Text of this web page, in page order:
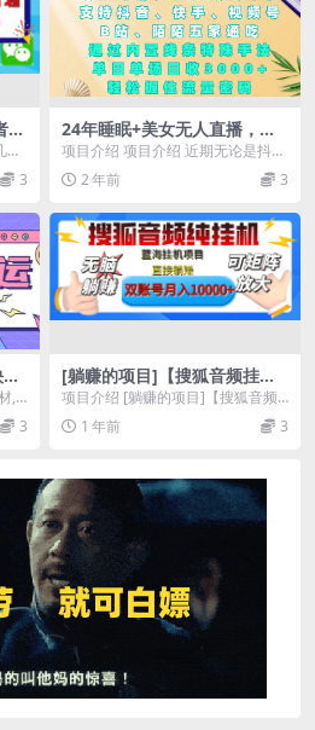
分
乎
3
24年睡眠+美女无人直播，项
目可谓是让人欲罢不能，支持
抖音、快手、视频号、B站、
陌陌五家通吃，通过内置线条
轻松握住流量密码
项目介绍 项目介绍 近期无论是抖
音、快手、视频号、B站、陌陌等平
台对于美女擦边类...
2 年前 3
教
,
3
[躺赚的项目]【搜狐音频挂
机】独家脚本技术，项目红利
期，可矩阵可放大，稳定月入
8000+,纯挂机躺赚
项目介绍 [躺赚的项目]【搜狐音频
挂机】独家脚本技术，项目红利
期，可矩阵可放大，...
1 年前 3